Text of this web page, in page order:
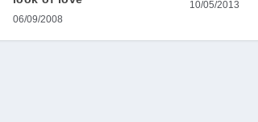
06/09/2008
10/05/2013